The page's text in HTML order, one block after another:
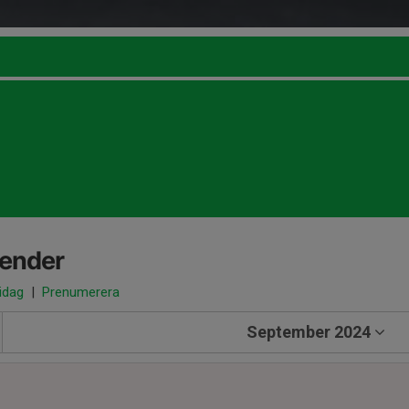
| Prenumerera
September 2024